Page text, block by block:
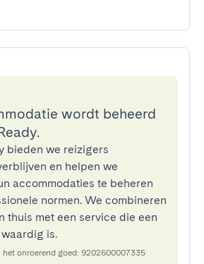
wordt beheerd
bieden we reizigers
en helpen we
accommodaties te beheren
normen. We combineren
thuis met een service die een
is.
het onroerend goed: 9202600007335